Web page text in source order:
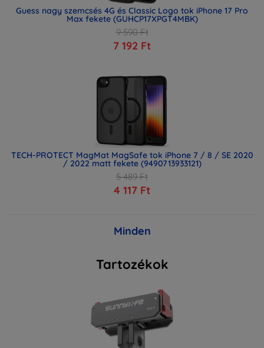
Guess nagy szemcsés 4G és Classic Logo tok iPhone 17 Pro
Max fekete (GUHCP17XPGT4MBK)
9 590 Ft
7 192 Ft
TECH-PROTECT MagMat MagSafe tok iPhone 7 / 8 / SE 2020
/ 2022 matt fekete (9490713933121)
5 489 Ft
4 117 Ft
Minden
Tartozékok